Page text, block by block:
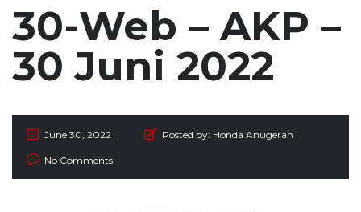
30-Web – AKP –
30 Juni 2022
June 30, 2022 Posted by: Honda Anugerah
No Comments